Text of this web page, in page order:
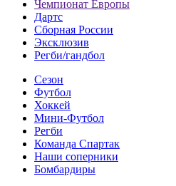
Чемпионат Европы
Дартс
Сборная России
Эксклюзив
Регби/гандбол
Сезон
Футбол
Хоккей
Мини-Футбол
Регби
Команда Спартак
Наши соперники
Бомбардиры